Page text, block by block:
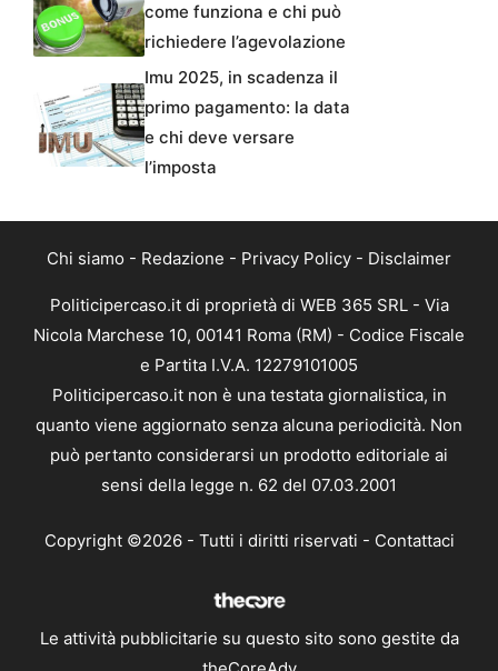
come funziona e chi può
richiedere l’agevolazione
Imu 2025, in scadenza il
primo pagamento: la data
e chi deve versare
l’imposta
Chi siamo - Redazione - Privacy Policy - Disclaimer
Politicipercaso.it di proprietà di WEB 365 SRL - Via
Nicola Marchese 10, 00141 Roma (RM) - Codice Fiscale
e Partita I.V.A. 12279101005
Politicipercaso.it non è una testata giornalistica, in
quanto viene aggiornato senza alcuna periodicità. Non
può pertanto considerarsi un prodotto editoriale ai
sensi della legge n. 62 del 07.03.2001
Copyright ©2026 - Tutti i diritti riservati - Contattaci
Le attività pubblicitarie su questo sito sono gestite da